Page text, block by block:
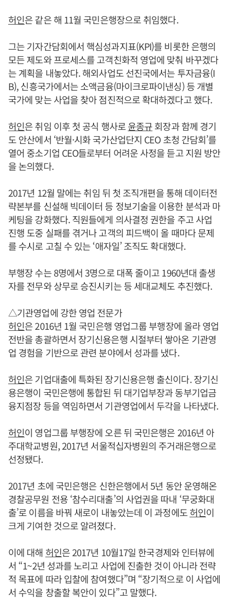
허인은 같은 해 11월 국민은행장으로 취임했다.
그는 기자간담회에서 핵심성과지표(KPI)를 비롯한 은행의
모든 제도와 프로세스를 고객친화적 영업에 맞춰 바꾸겠다
는 계획을 내놓았다. 해외사업도 선진국에서는 투자금융(I
B), 신흥국가에서는 소액금융(마이크로파이낸싱) 등 개별
국가에 맞는 사업을 찾아 점진적으로 확대하겠다고 했다.
허인은 취임 이후 첫 공식 행사로윤종규회장과 함께 경기
도 안산에서 ‘반월·시화 국가산업단지 CEO 초청 간담회’를
열어 중소기업 CEO들로부터 어려운 사정을 듣고 지원 방안
을 논의했다.
2017년 12월 말에는 취임 뒤 첫 조직개편을 통해 데이터전
략본부를 신설해 빅데이터 등 정보기술을 이용한 분석과 마
케팅을 강화했다. 직원들에게 의사결정 권한을 주고 사업
진행 도중 실패를 겪거나 고객의 피드백이 올 때마다 문제
를 수시로 고칠 수 있는 ‘애자일’ 조직도 확대했다.
부행장 수는 8명에서 3명으로 대폭 줄이고 1960년대 출생
자를 전무와 상무로 승진시키는 등 세대교체도 추진했다.
△기관영업에 강한 영업 전문가
허인은 2016년 1월 국민은행 영업그룹 부행장에 올라 영업
전반을 총괄하면서 장기신용은행 시절부터 쌓아온 기관영
업 경험을 기반으로 관련 분야에서 성과를 냈다.
허인은 기업대출에 특화된 장기신용은행 출신이다. 장기신
용은행이 국민은행에 통합된 뒤 대기업부장과 동부기업금
융지점장 등을 역임하면서 기관영업에서 두각을 나타냈다.
허인이 영업그룹 부행장에 오른 뒤 국민은행은 2016년 아
주대학교병원, 2017년 서울적십자병원의 주거래은행으로
선정됐다.
2017년 초에 국민은행은 신한은행에서 5년 동안 운영해온
경찰공무원 전용 ‘참수리대출’의 사업권을 따내 ‘무궁화대
출’로 이름을 바꿔 새로이 내놓았는데 이 과정에도허인이
크게 기여한 것으로 알려졌다.
이에 대해 허인은 2017년 10월17일 한국경제와 인터뷰에
서 “1~2년 성과를 노리고 사업에 진출한 것이 아니라 전략
적 목표에 따라 입찰에 참여했다”며 “장기적으로 이 사업에
서 수익을 창출할 복안이 있다”고 말했다.